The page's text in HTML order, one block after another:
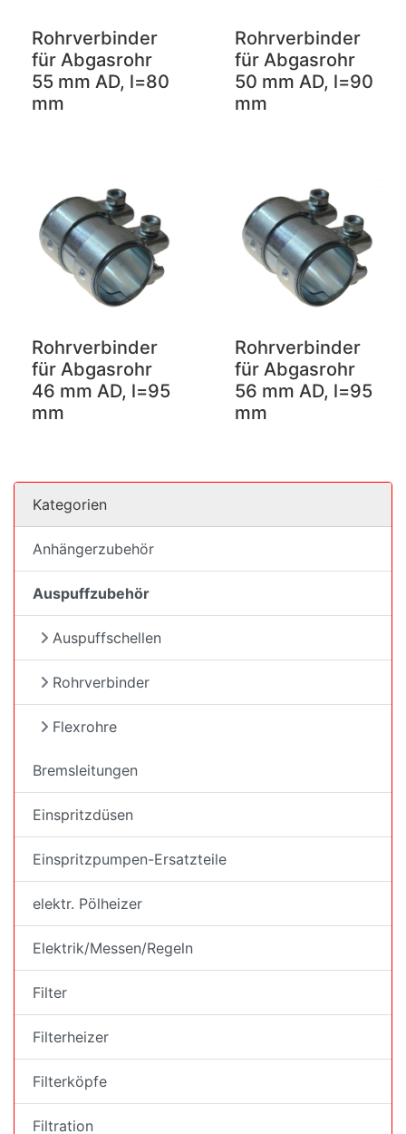
Rohrverbinder
für Abgasrohr
55 mm AD, l=80
mm
Rohrverbinder
für Abgasrohr
50 mm AD, l=90
mm
Rohrverbinder
für Abgasrohr
46 mm AD, l=95
mm
Rohrverbinder
für Abgasrohr
56 mm AD, l=95
mm
Kategorien
Anhängerzubehör
Auspuffzubehör
Auspuffschellen
Rohrverbinder
Flexrohre
Bremsleitungen
Einspritzdüsen
Einspritzpumpen-Ersatzteile
elektr. Pölheizer
Elektrik/Messen/Regeln
Filter
Filterheizer
Filterköpfe
Filtration